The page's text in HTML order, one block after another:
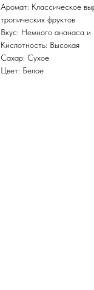
Аромат: Классическое
тропических фруктов
Вкус: Немного ананаса и
Кислотность: Высокая
Сахар: Сухое
Цвет: Белое